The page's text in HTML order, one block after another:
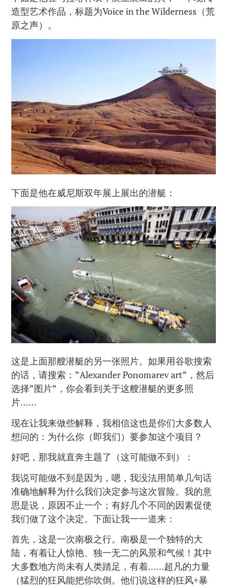
造型艺术作品，标题为Voice in the Wilderness（荒
原之声）。
下面是他在威尼斯双年展上展出的潜艇：
这是上面那艘潜艇的另一张照片。如果用谷歌搜索
的话，请搜索：”Alexander Ponomarev art”，然后
选择”图片”，你会看到关于这艘潜艇的更多照
片……
现在让我来做些解释，我相信这也是你们大多数人
想问的：为什么你（即我们）要参加这个项目？
好吧，那我就直奔主题了（这可能做不到）：
我说可能做不到是因为，嗯，我没法用简单几句话
准确地解释为什么我们决定参与这次冒险。我的意
思是说，原因不止一个；有好几个不同的因素促使
我们做了这个决定。下面让我一一道来：
首先，这是一次南极之行。南极是一个独特的大
陆，有着让人惊艳、独一无二的风景和气候！其中
大多数地方尚未有人类踏足，有着……超凡的力量
（猛烈的狂风能把你吹倒。他们说这样的狂风+暴